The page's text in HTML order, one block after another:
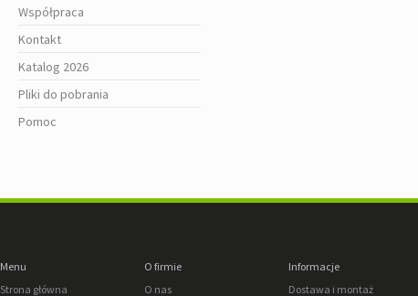
Współpraca
Kontakt
Katalog 2026
Pliki do pobrania
Pomoc
Menu
Strona główna
O firmie
O nas
Informacje
Dostawa i montaż